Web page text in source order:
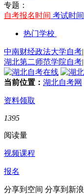
专题：
自考报名时间 考试时间
热门学校
中南财经政法大学自考|
湖北第二师范学院自考|
当前位置： 湖北自考网
资料领取
1395
阅读量
视频课程
报名
分享到空间 分享到新